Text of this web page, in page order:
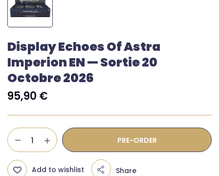
Display Echoes Of Astra
Imperion EN — Sortie 20
Octobre 2026
95,90 €
PRE-ORDER
Add to wishlist Share